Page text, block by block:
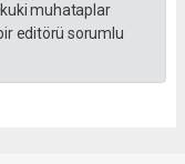
muhataplar
editörü sorumlu